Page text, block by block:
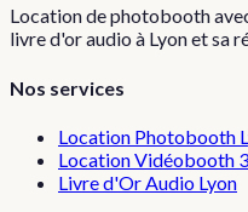
Location de photobooth
livre d'or audio à Lyon et sa
Nos services
Location Photobooth
Location Vidéobooth
Livre d'Or Audio Lyon